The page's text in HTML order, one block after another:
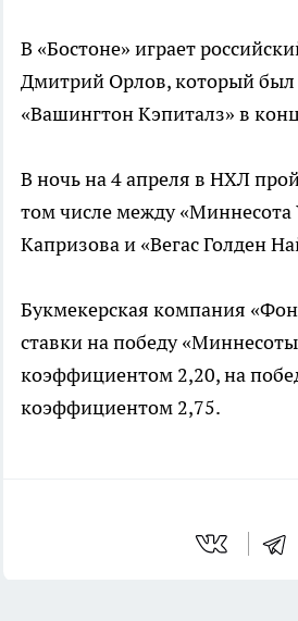
В «Бостоне» играет
Дмитрий Орлов, который
«Вашингтон Кэпиталз» в
В ночь на 4 апреля в НХЛ
том числе между
Капризова и «Вегас Голден
Букмекерская компания
ставки на победу
коэффициентом 2,20, на
коэффициентом 2,75.